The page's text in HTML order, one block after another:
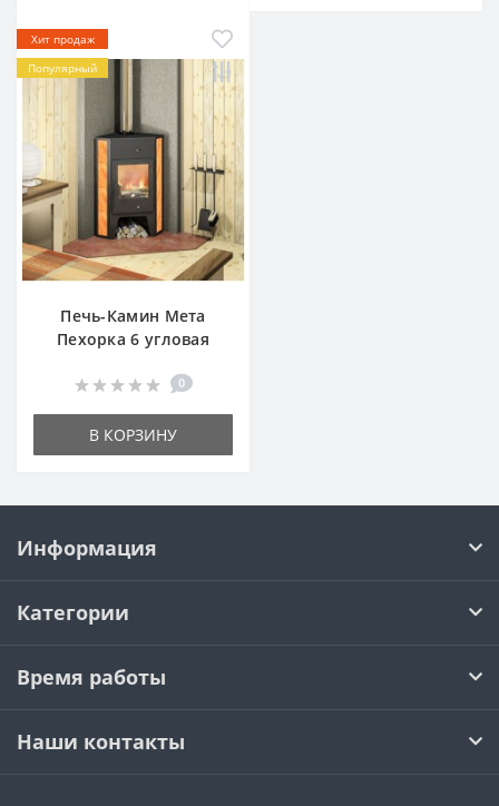
Хит продаж
Популярный
Печь-Камин Мета
Пехорка 6 угловая
0
В КОРЗИНУ
Информация
Категории
Время работы
Наши контакты